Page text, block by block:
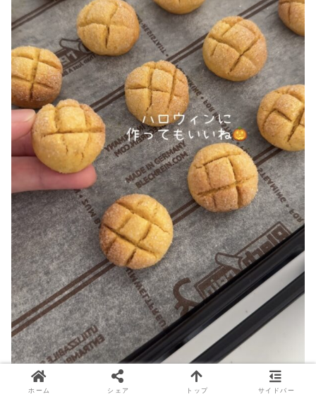
ホーム シェア トップ サイドバー